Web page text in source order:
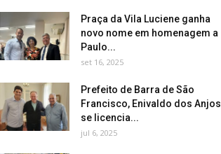
Praça da Vila Luciene ganha
novo nome em homenagem a
Paulo...
set 16, 2025
Prefeito de Barra de São
Francisco, Enivaldo dos Anjos
se licencia...
jul 6, 2025